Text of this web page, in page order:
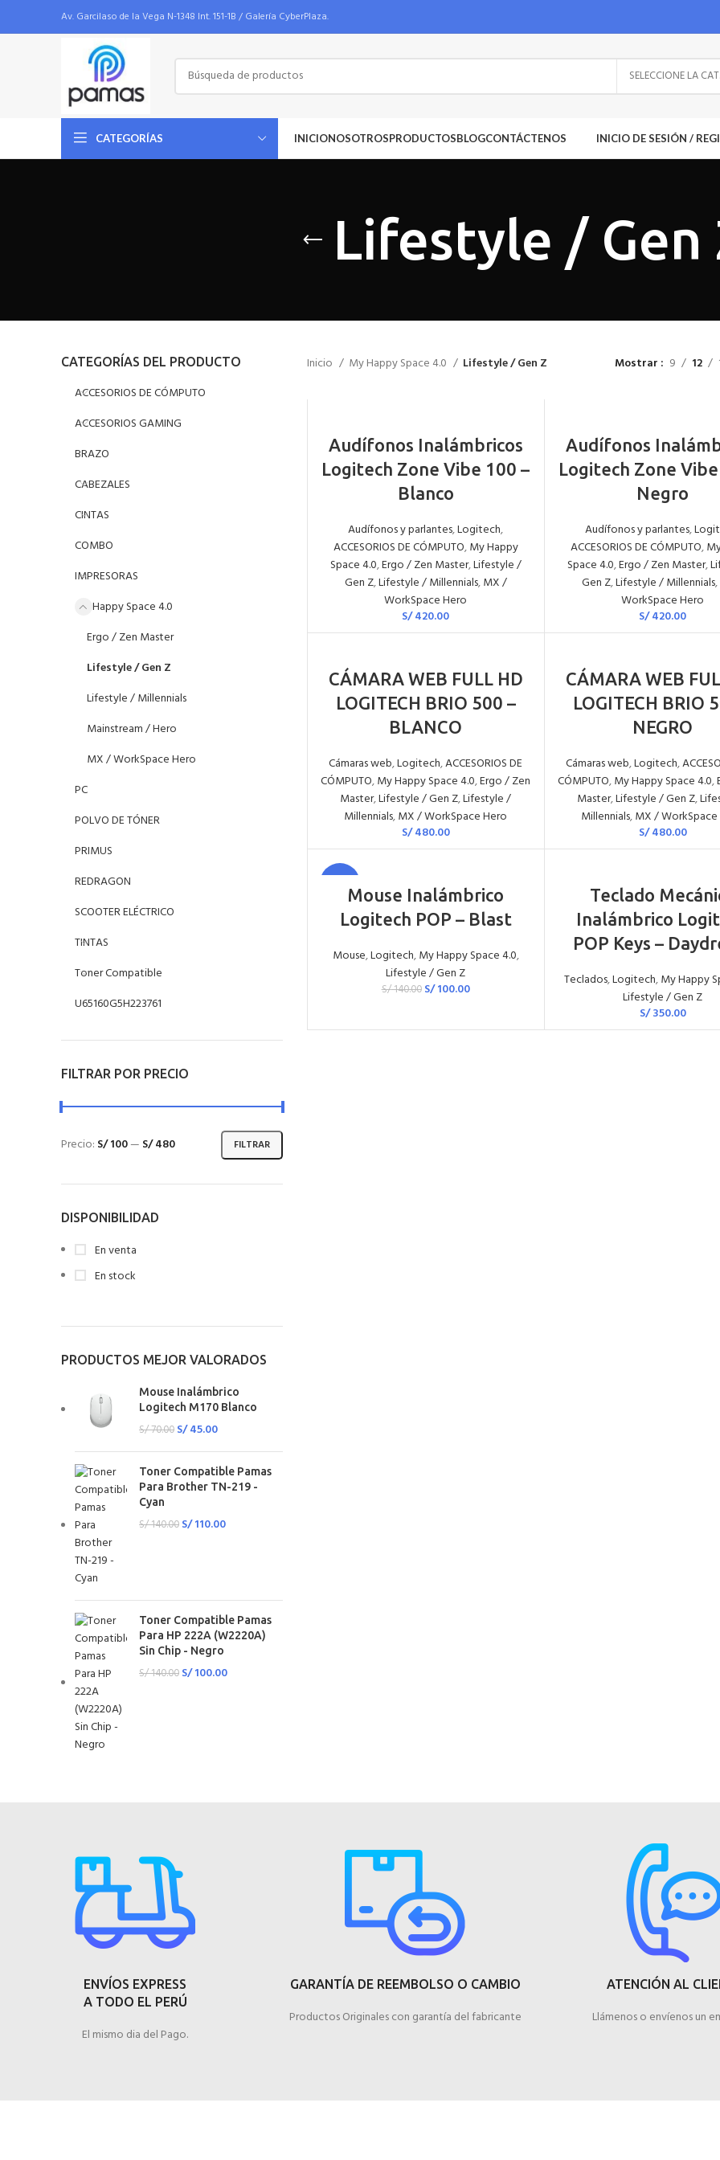
Av. Garcilaso de la Vega N-1348 Int. 151-1B / Galería CyberPlaza.
CATEGORÍAS INICIONOSOTROSPRODUCTOSBLOGCONTÁCTENOS INICIO DE SESIÓN /
Lifestyle / Gen
CATEGORÍAS DEL PRODUCTO
ACCESORIOS DE CÓMPUTO
ACCESORIOS GAMING
BRAZO
CABEZALES
CINTAS
COMBO
IMPRESORAS
My Happy Space 4.0
Ergo / Zen Master
Lifestyle / Gen Z
Lifestyle / Millennials
Mainstream / Hero
MX / WorkSpace Hero
PC
POLVO DE TÓNER
PRIMUS
REDRAGON
SCOOTER ELÉCTRICO
TINTAS
Toner Compatible
U65160G5H223761
FILTRAR POR PRECIO
FILTRAR
Precio: S/ 100— S/ 480
DISPONIBILIDAD
En venta
En stock
PRODUCTOS MEJOR VALORADOS
Mouse Inalámbrico
Logitech M170 Blanco
S/70.00 S/45.00
Toner Compatible Pamas
Para Brother TN-219 -
Cyan
S/140.00 S/110.00
Toner Compatible Pamas
Para HP 222A (W2220A)
Sin Chip - Negro
S/140.00 S/100.00
Inicio My Happy Space 4.0 Lifestyle / Gen Z Mostrar 9 12
AÑADIR AL CARRITO
Audífonos Inalámbricos
Logitech Zone Vibe 100 –
Blanco
Audífonos y parlantes,Logitech,
ACCESORIOS DE CÓMPUTO,My Happy
Space 4.0,Ergo / Zen Master,Lifestyle /
Gen Z,Lifestyle / Millennials,MX /
WorkSpace Hero
S/420.00
AÑADIR AL CARRITO
Audífonos
Logitech Zone
Negro
Audífonos y parlantes,
ACCESORIOS DE CÓMPUTO,
Space 4.0,Ergo / Zen Master,
Gen Z,Lifestyle / Millennials,
WorkSpace Hero
S/420.00
CÁMARA WEB FULL HD
LOGITECH BRIO 500 –
BLANCO
Cámaras web,Logitech,ACCESORIOS DE
CÓMPUTO,My Happy Space 4.0,Ergo / Zen
Master,Lifestyle / Gen Z,Lifestyle /
Millennials,MX / WorkSpace Hero
S/480.00
CÁMARA WEB
LOGITECH BRIO
NEGRO
Cámaras web,Logitech,
CÓMPUTO,My Happy Space 4.0,
Master,Lifestyle / Gen Z,
Millennials,MX /
S/480.00
AÑADIR AL CARRITO
Mouse Inalámbrico
Logitech POP – Blast
Mouse,Logitech,My Happy Space 4.0,
Lifestyle / Gen Z
S/140.00 S/100.00
AÑADIR AL CARRITO
Teclado
Inalámbrico
POP Keys –
Teclados,Logitech,My Happy
Lifestyle / Gen Z
S/350.00
ENVÍOS EXPRESS
A TODO EL PERÚ
El mismo dia del Pago.
GARANTÍA DE REEMBOLSO O CAMBIO
Productos Originales con garantía del fabricante
ATENCIÓN AL
Llámenos o envíenos un